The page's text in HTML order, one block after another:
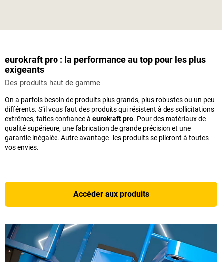
eurokraft pro : la performance au top pour les plus
exigeants
Des produits haut de gamme
On a parfois besoin de produits plus grands, plus robustes ou un peu
différents. S’il vous faut des produits qui résistent à des sollicitations
extrêmes, faites confiance à eurokraft pro. Pour des matériaux de
qualité supérieure, une fabrication de grande précision et une
garantie inégalée. Autre avantage : les produits se plieront à toutes
vos envies.
Accéder aux produits